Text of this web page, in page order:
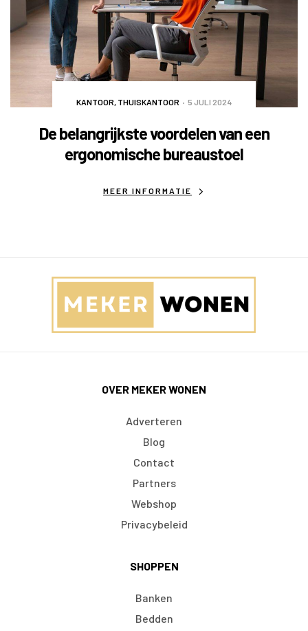
KANTOOR, THUISKANTOOR 5 JULI 2024
De belangrijkste voordelen van een
ergonomische bureaustoel
MEER INFORMATIE
OVER MEKER WONEN
Adverteren
Blog
Contact
Partners
Webshop
Privacybeleid
SHOPPEN
Banken
Bedden